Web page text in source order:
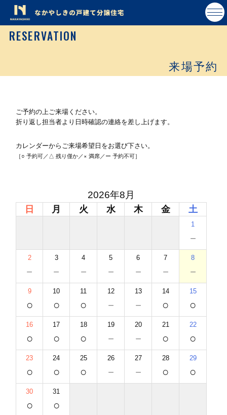
RESERVATION
来場予約
ご予約の上ご来場ください。
折り返し担当者より日時確認の連絡を差し上げます。
カレンダーからご来場希望日をお選び下さい。
［○ 予約可／△ 残り僅か／× 満席／ー 予約不可］
2026年8月
日 月 火 水 木 金 土
1
－
2
－
3
－
4
－
5
－
6
－
7
－
8
－
9
○
10
○
11
○
12
－
13
－
14
○
15
○
16
○
17
○
18
○
19
－
20
－
21
○
22
○
23
○
24
○
25
○
26
－
27
－
28
○
29
○
30
○
31
○